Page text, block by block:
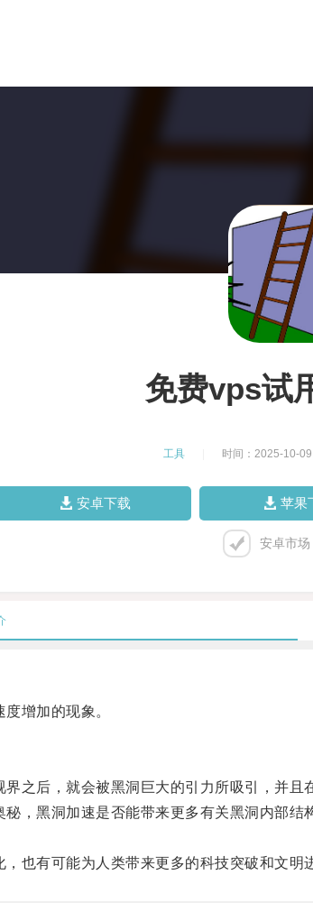
免费vps试
工具 时间：2025-10-09
安卓下载 苹果
安卓市场
增加的现象。
后，就会被黑洞巨大的引力所吸引，并且
黑洞加速是否能带来更多有关黑洞内部结
有可能为人类带来更多的科技突破和文明